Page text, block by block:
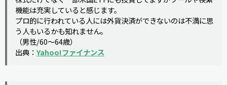
機能は充実していると感じます。
プロ的に行われている人には外貨決済ができないのは不満に思
う人もいるかも知れません。
（男性/60～64歳）
出典： Yahoo!ファイナンス